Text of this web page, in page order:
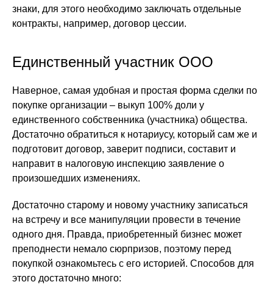
знаки, для этого необходимо заключать отдельные
контракты, например, договор цессии.
Единственный участник ООО
Наверное, самая удобная и простая форма сделки по
покупке организации – выкуп 100% доли у
единственного собственника (участника) общества.
Достаточно обратиться к нотариусу, который сам же и
подготовит договор, заверит подписи, составит и
направит в налоговую инспекцию заявление о
произошедших изменениях.
Достаточно старому и новому участнику записаться
на встречу и все манипуляции провести в течение
одного дня. Правда, приобретенный бизнес может
преподнести немало сюрпризов, поэтому перед
покупкой ознакомьтесь с его историей. Способов для
этого достаточно много: